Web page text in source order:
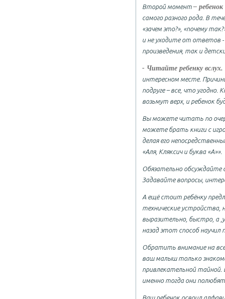
Второй момент–
самого разного рода. В
«зачем это?», «почему
и не уходите от ответов
произведения, так и
- Читайте ребенку вслух.
интересном месте.
подруге – все, что
возьмут верх, и ребенок
Вы можете читать по
можете брать книги с
делая его
«Аля, Кляксич и буква «А»».
Обязательно обсуждайте
Задавайте вопросы,
А ещё стоит ребёнку
технические
выразительно, быстро, а
назад этот способ
Обратить внимание на
ваш малыш только
привлекательной
именно тогда они
Ваш ребенок освоил